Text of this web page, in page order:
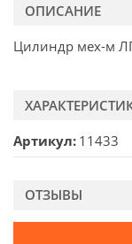
ОПИСАНИЕ
Цилиндр мех-м
Артикул 11433
ОТЗЫВЫ